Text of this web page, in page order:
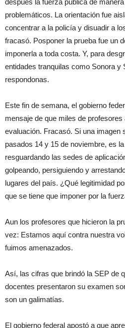
problemáticos. La orientación fue
concentrar a la policía y disuadir a
fracasó. Posponer la prueba fue un
imponerla a toda costa. Y, para
entidades tranquilas como Sonora y
respondonas.
Este fin de semana, el gobierno
mensaje de que miles de
evaluación. Fracasó. Si una imagen
pasados 14 y 15 de noviembre, es
resguardando las sedes de
golpeando, persiguiendo y
lugares del país. ¿Qué legitimidad
que se tiene que imponer por la
Aun los profesores que hicieron la
vez: Estamos aquí contra nuestra
fuimos amenazados.
Así, las cifras que brindó la SEP de
docentes presentaron su examen
son un galimatías.
El gobierno federal apostó a que